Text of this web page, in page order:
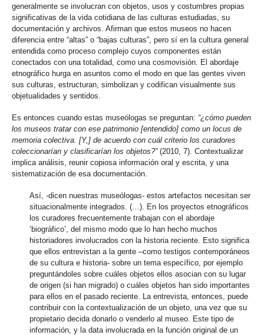
generalmente se involucran con objetos, usos y costumbres propias
significativas de la vida cotidiana de las culturas estudiadas, su
documentación y archivos. Afirman que estos museos no hacen
diferencia entre “altas” o “bajas culturas”, pero sí en la cultura general
entendida como proceso complejo cuyos componentes están
conectados con una totalidad, como una cosmovisión. El abordaje
etnográfico hurga en asuntos como el modo en que las gentes viven
sus culturas, estructuran, simbolizan y codifican visualmente sus
objetualidades y sentidos.
Es entonces cuando estas museólogas se preguntan: “¿cómo pueden
los museos tratar con ese patrimonio [entendido] como un locus de
memoria colectiva. [Y,] de acuerdo con cuál criterio los curadores
coleccionarían y clasificarían los objetos?”(2010, 7). Contextualizar
implica análisis, reunir copiosa información oral y escrita, y una
sistematización de esa documentación.
Así, -dicen nuestras museólogas- estos artefactos necesitan ser
situacionalmente integrados. (…). En los proyectos etnográficos
los curadores frecuentemente trabajan con el abordaje
‘biográfico’, del mismo modo que lo han hecho muchos
historiadores involucrados con la historia reciente. Esto significa
que ellos entrevistan a la gente –como testigos contemporáneos
de su cultura e historia- sobre un tema específico, por ejemplo
preguntándoles sobre cuáles objetos ellos asocian con su lugar
de origen (si han migrado) o cuáles objetos han sido importantes
para ellos en el pasado reciente. La entrevista, entonces, puede
contribuir con la contextualización de un objeto, una vez que su
propietario decida donarlo o venderlo al museo. Este tipo de
información, y la data involucrada en la función original de un